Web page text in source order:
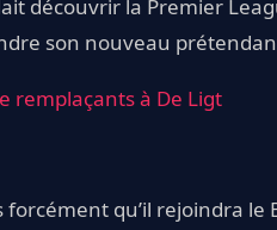
découvrir la Premier
son nouveau
remplaçants à De Ligt
qu’il rejoindra le